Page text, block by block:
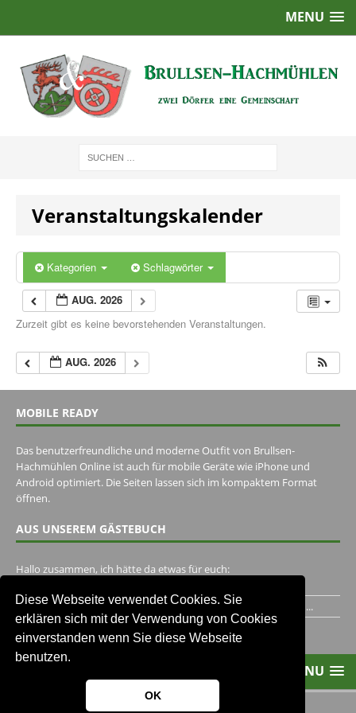
Diese Webseite verwendet Cookies. Sie
erklären sich mit der Verwendung von Cookies
einverstanden wenn Sie diese Webseite
benutzen.
OK
MENU
Veranstaltungskalender
Kategorien Schlagwörter
AUG. 2026
Zurzeit gibt es keine bevorstehenden Veranstaltungen.
AUG. 2026
MOBILE READY
Das benutzerfreundliche und moderne Outfit von Brullsen-
Hachmühlen Online ist auch für mobile Geräte wie iPhone und
Android optimiert. Die Seiten lassen sich im kompaktem Format
öffnen.
AUS UNSEREM GÄSTEBUCH
Hallo zusammen, ich hätte da etwas für euch:
Ich habe ein Jahr im Gasthaus Hugo Pape verbracht..Habe ihn...
Unser Gästebuch besuchen
MENU